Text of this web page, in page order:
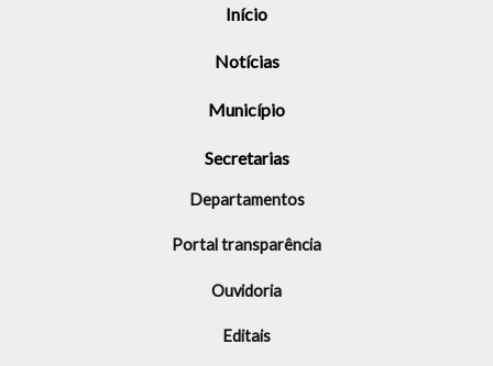
Início
Notícias
Município
Secretarias
Departamentos
Portal transparência
Ouvidoria
Editais